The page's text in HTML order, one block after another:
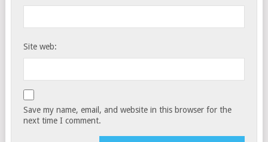
Site web:
Save my name, email, and website in this browser for the
next time I comment.